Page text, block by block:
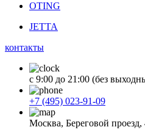
OTING
JETTA
контакты
с 9:00 до 21:00 (без
+7 (495) 023-91-09
Москва, Береговой проезд,